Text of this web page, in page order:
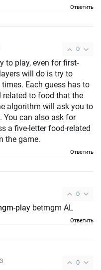
Ответить
0
to play, even for first-
will do is try to
Each guess has to
related to food that the
algorithm will ask you to
You can also ask for
a five-letter food-related
the game.
Ответить
0
play betmgm AL
Ответить
0